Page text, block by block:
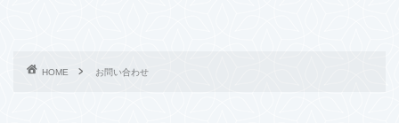
HOME お問い合わせ